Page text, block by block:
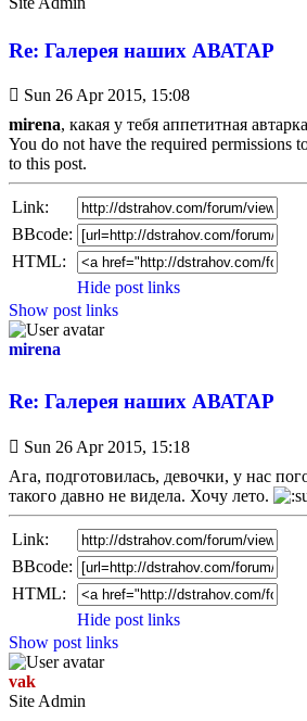
Re: Галерея наших АВАТАР
Unread
Sun 26 Apr 2015, 15:08
mirena, какая у тебя аппетитная автарка
You do not have the required permissions
to this post.
Link:
BBcode:
HTML:
Hide post links
Show post links
mirena
Re: Галерея наших АВАТАР
Unread
Sun 26 Apr 2015, 15:18
Ага, подготовилась, девочки, у нас
такого давно не видела. Хочу лето.
Link:
BBcode:
HTML:
Hide post links
Show post links
vak
Site Admin